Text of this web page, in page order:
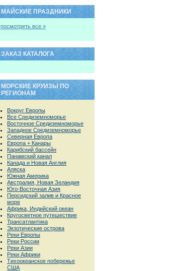
МАЙСКИЕ ПРАЗДНИКИ
посмотреть все »
ЗАКАЗ КАТАЛОГА
МОРСКИЕ КРУИЗЫ ПО
РЕГИОНАМ
Вокруг Европы
Все Средиземноморье
Восточное Средиземноморье
Западное Средиземноморье
Северная Европа
Европа + Канары
Карибский бассейн
Панамский канал
Канада и Новая Англия
Аляска
Южная Америка
Австралия, Новая Зеландия
Юго-Восточная Азия
Персидский залив и Красное
море
Африка, Индийский океан
Кругосветное путешествие
Трансатлантика
Экзотические острова
Реки Европы
Реки России
Реки Азии
Реки Африки
Тихоокеанское побережье
США